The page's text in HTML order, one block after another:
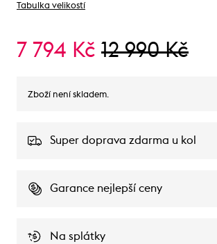
Tabulka velikostí
7 794 Kč 12 990 Kč
Zboží není skladem.
Super doprava zdarma u kol
Garance nejlepší ceny
Na splátky